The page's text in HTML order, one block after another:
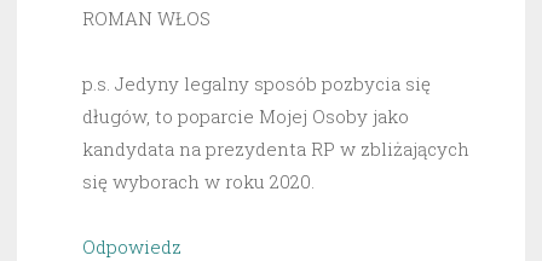
ROMAN WŁOS
p.s. Jedyny legalny sposób pozbycia się
długów, to poparcie Mojej Osoby jako
kandydata na prezydenta RP w zbliżających
się wyborach w roku 2020.
Odpowiedz